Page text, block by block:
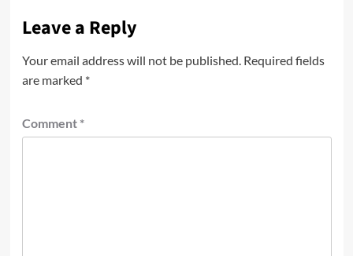
Leave a Reply
Your email address will not be published. Required fields
are marked *
Comment *